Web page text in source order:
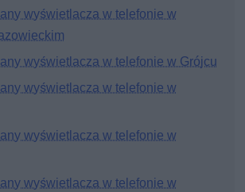
wyświetlacza w telefonie w
wyświetlacza w telefonie w Grójcu
wyświetlacza w telefonie w
wyświetlacza w telefonie w
wyświetlacza w telefonie w